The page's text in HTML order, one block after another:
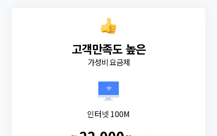
고객만족도 높은
가성비 요금제
인터넷 100M